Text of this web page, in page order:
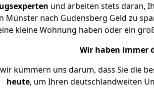
und arbeiten stets daran,
Münster nach Gudensberg Geld zu
kleine Wohnung haben oder ein
Wir haben immer
kümmern uns darum, dass Sie die
heute, um Ihren deutschlandweiten